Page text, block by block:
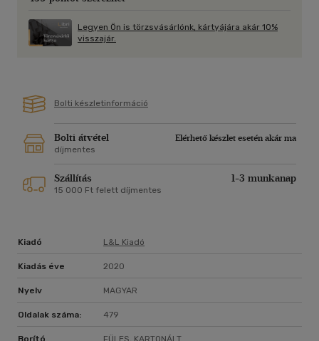
A Bízz bennem az Iskolák versenye második trilógia első része.
Legyen Ön is törzsvásárlónk, kártyájára akár 10%
visszajár.
Bolti készletinformáció
Bolti átvétel
Elérhető készlet esetén akár ma
díjmentes
Szállítás 1-3 munkanap
15 000 Ft felett díjmentes
Kiadó L&l Kiadó
Kiadás éve 2020
Nyelv MAGYAR
Oldalak száma: 479
Borító FÜLES, KARTONÁLT